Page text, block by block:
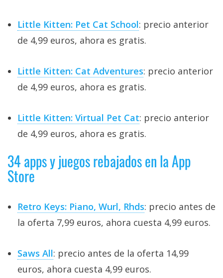
Little Kitten: Pet Cat School: precio anterior
de 4,99 euros, ahora es gratis.
Little Kitten: Cat Adventures: precio anterior
de 4,99 euros, ahora es gratis.
Little Kitten: Virtual Pet Cat: precio anterior
de 4,99 euros, ahora es gratis.
34 apps y juegos rebajados en la App
Store
Retro Keys: Piano, Wurl, Rhds: precio antes de
la oferta 7,99 euros, ahora cuesta 4,99 euros.
Saws All: precio antes de la oferta 14,99
euros, ahora cuesta 4,99 euros.